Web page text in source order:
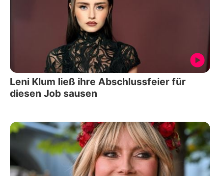
Leni Klum ließ ihre Abschlussfeier für
diesen Job sausen